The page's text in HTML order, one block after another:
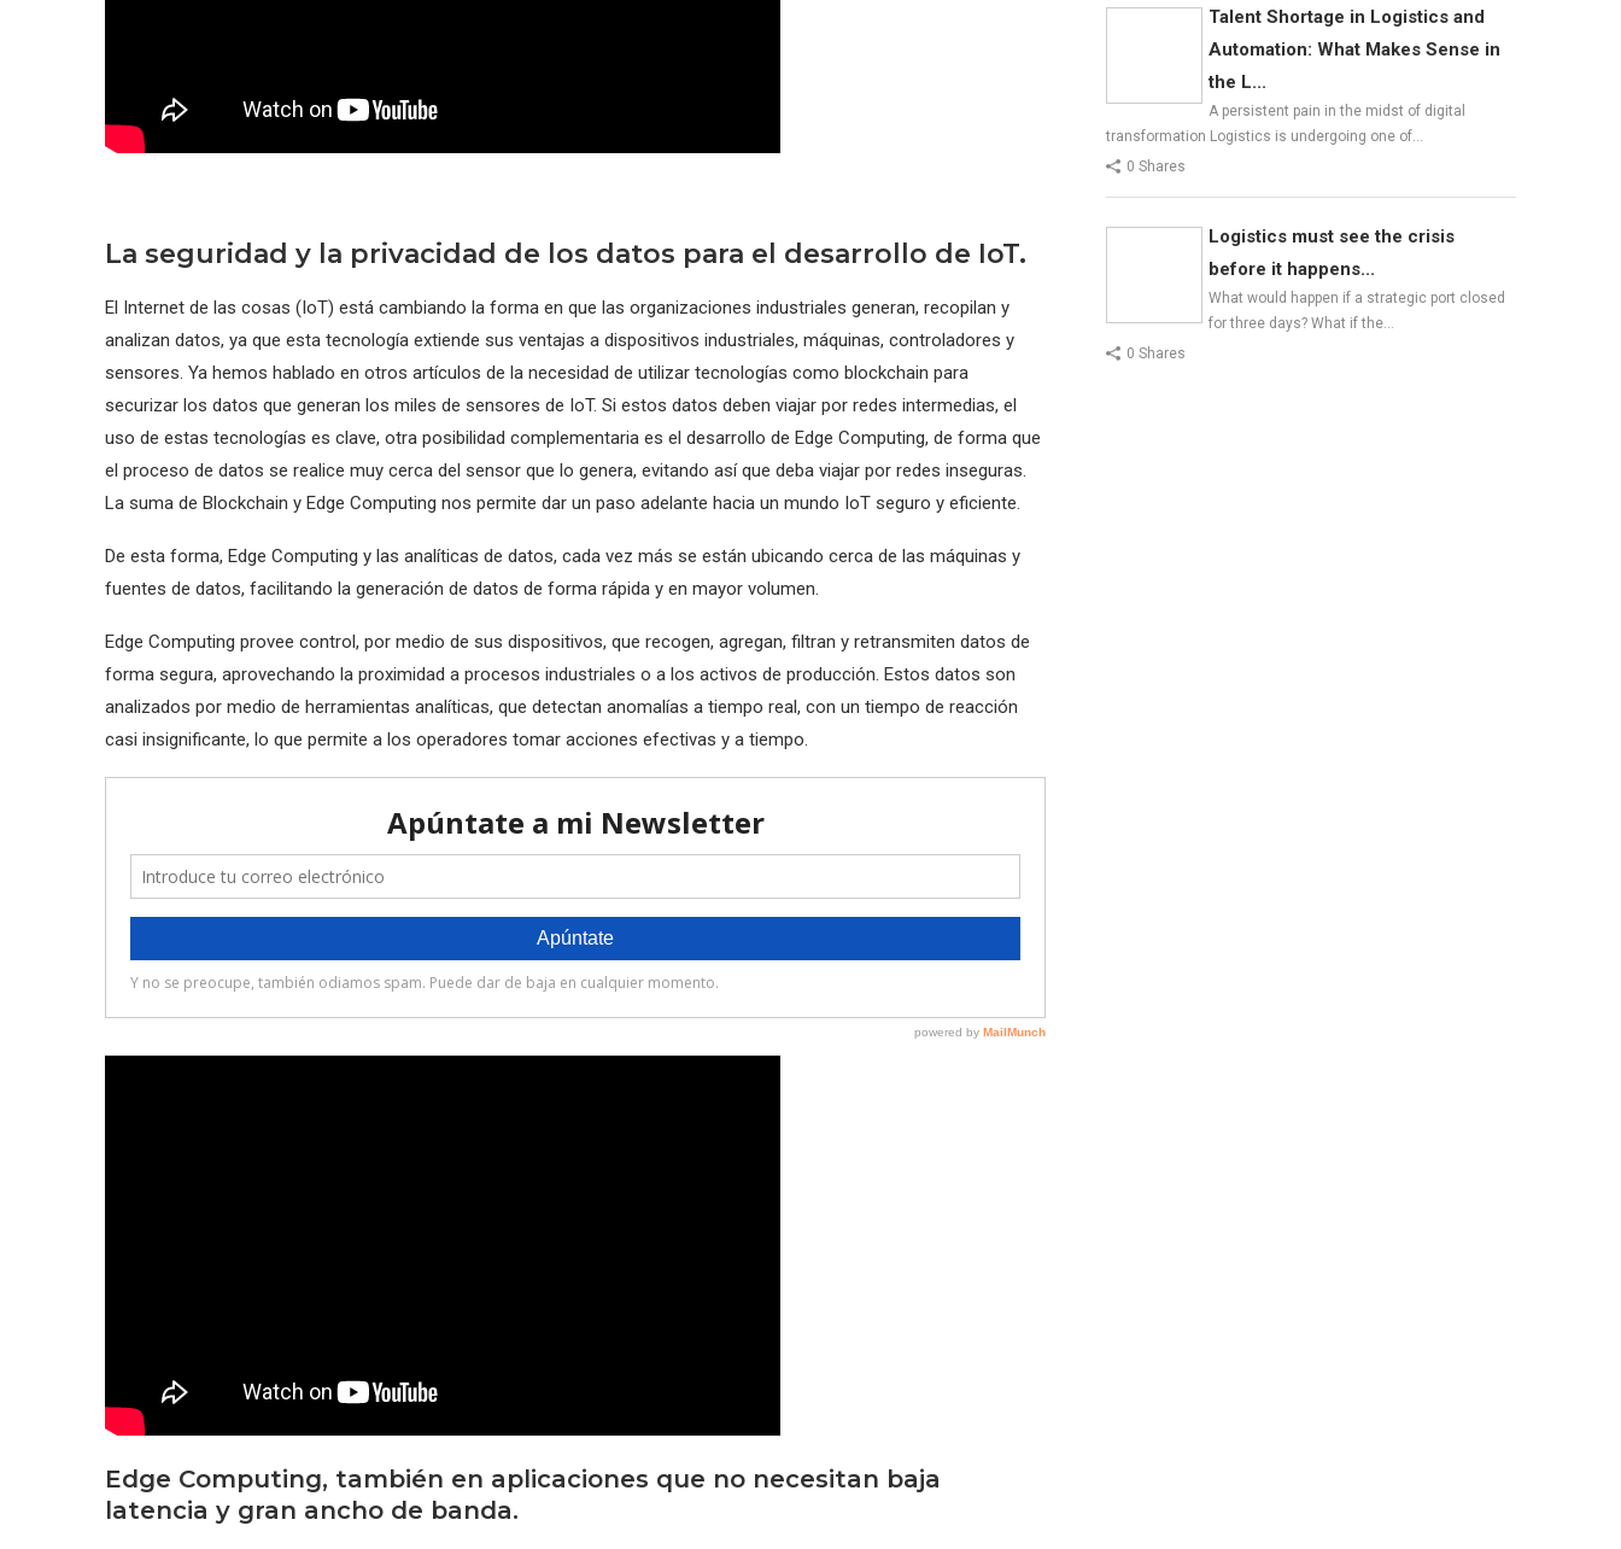
La seguridad y la privacidad de los datos para el desarrollo de IoT.
El Internet de las cosas (IoT) está cambiando la forma en que las organizaciones industriales generan, recopilan y
analizan datos, ya que esta tecnología extiende sus ventajas a dispositivos industriales, máquinas, controladores y
sensores. Ya hemos hablado en otros artículos de la necesidad de utilizar tecnologías como blockchain para
securizar los datos que generan los miles de sensores de IoT. Si estos datos deben viajar por redes intermedias, el
uso de estas tecnologías es clave, otra posibilidad complementaria es el desarrollo de Edge Computing, de forma que
el proceso de datos se realice muy cerca del sensor que lo genera, evitando así que deba viajar por redes inseguras.
La suma de Blockchain y Edge Computing nos permite dar un paso adelante hacia un mundo IoT seguro y eficiente.
De esta forma, Edge Computing y las analíticas de datos, cada vez más se están ubicando cerca de las máquinas y
fuentes de datos, facilitando la generación de datos de forma rápida y en mayor volumen.
Edge Computing provee control, por medio de sus dispositivos, que recogen, agregan, filtran y retransmiten datos de
forma segura, aprovechando la proximidad a procesos industriales o a los activos de producción. Estos datos son
analizados por medio de herramientas analíticas, que detectan anomalías a tiempo real, con un tiempo de reacción
casi insignificante, lo que permite a los operadores tomar acciones efectivas y a tiempo.
Edge Computing, también en aplicaciones que no necesitan baja
latencia y gran ancho de banda.
Talent Shortage in Logistics and
Automation: What Makes Sense in
the L...
A persistent pain in the midst of digital
transformation Logistics is undergoing one of…
0 Shares
Logistics must see the crisis
before it happens...
What would happen if a strategic port closed
for three days? What if the…
0 Shares